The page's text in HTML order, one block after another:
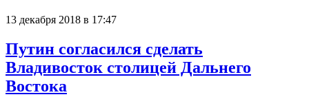
13 декабря 2018 в 17:47
Путин согласился сделать
Владивосток столицей Дальнего
Востока